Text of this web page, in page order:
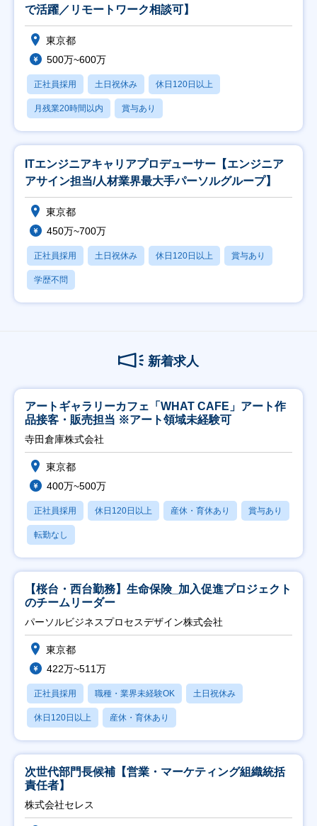
で活躍／リモートワーク相談可】
東京都
500万~600万
正社員採用 土日祝休み 休日120日以上
月残業20時間以内 賞与あり
ITエンジニアキャリアプロデューサー【エンジニア
アサイン担当/人材業界最大手パーソルグループ】
東京都
450万~700万
正社員採用 土日祝休み 休日120日以上 賞与あり
学歴不問
新着求人
アートギャラリーカフェ「WHAT CAFE」アート作
品接客・販売担当 ※アート領域未経験可
寺田倉庫株式会社
東京都
400万~500万
正社員採用 休日120日以上 産休・育休あり 賞与あり
転勤なし
【桜台・西台勤務】生命保険_加入促進プロジェクト
のチームリーダー
パーソルビジネスプロセスデザイン株式会社
東京都
422万~511万
正社員採用 職種・業界未経験OK 土日祝休み
休日120日以上 産休・育休あり
次世代部門長候補【営業・マーケティング組織統括
責任者】
株式会社セレス